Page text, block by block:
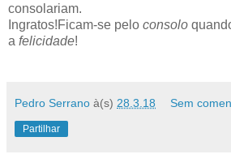
consolariam.
Ingratos!Ficam-se pelo consolo
a felicidade!
Pedro Serrano à(s) 28.3.18 Sem
Partilhar